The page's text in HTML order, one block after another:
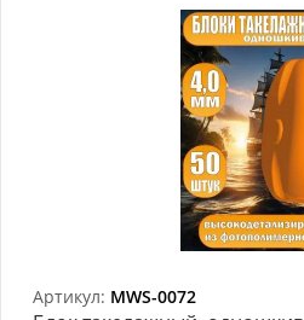
Артикул: MWS-0072